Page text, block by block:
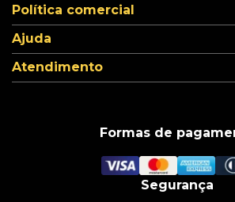
Política comercial
Ajuda
Atendimento
Formas de
Segurança